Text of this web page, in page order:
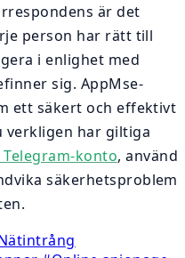
är det
person har rätt till
i enlighet med
sig. AppMse-
ett säkert och effektivt
verkligen har giltiga
konto, använd
säkerhetsproblem